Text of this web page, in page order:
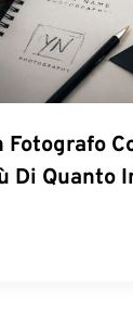
Fotografo
Di Quanto